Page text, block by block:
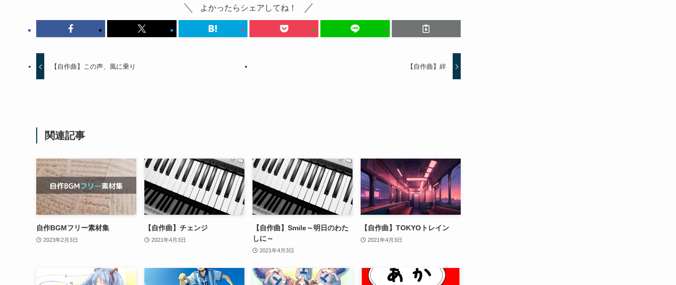
よかったらシェアしてね！
【自作曲】この声、風に乗り 【自作曲】絆
関連記事
自作BGMフリー素材集
2023年2月3日
【自作曲】チェンジ
2021年4月3日
【自作曲】Smile～明日のわた
しに～
2021年4月3日
【自作曲】TOKYOトレイン
2021年4月3日